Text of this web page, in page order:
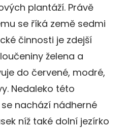
plantáží. Právě
se říká země sedmi
činnosti je zdejší
želena a
do červené, modré,
Nedaleko této
nachází nádherné
níž také dolní jezírko